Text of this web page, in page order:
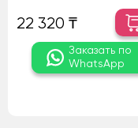
22 320 ₸
Заказать по
WhatsApp